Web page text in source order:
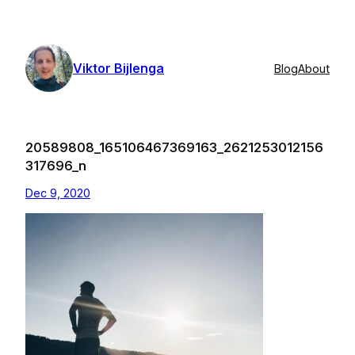
content
Viktor Bijlenga BlogAbout
20589808_165106467369163_2621253012156
317696_n
Dec 9, 2020